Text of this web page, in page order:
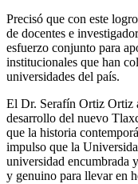
Precisó que con este
de docentes e
esfuerzo conjunto para
institucionales que han
universidades del país.
El Dr. Serafín Ortiz Ortiz
desarrollo del nuevo
que la historia
impulso que la
universidad encumbrada
y genuino para llevar en